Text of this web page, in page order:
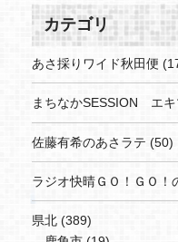
カテゴリ
あさ採りワイド秋田便
まちなかSESSION エキ
佐藤有希のあさラテ (50)
ラジオ快晴ＧＯ！ＧＯ！
県北 (389)